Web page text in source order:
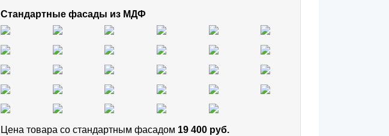
Стандартные фасады из МДФ
Цена товара cо стандартным фасадом 19 400 руб.